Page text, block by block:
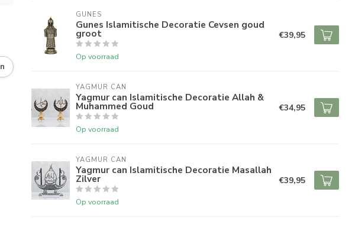
GUNES
Gunes Islamitische Decoratie Cevsen goud
groot
Op voorraad
€39,95
YAGMUR CAN
Yagmur can Islamitische Decoratie Allah &
Muhammed Goud
Op voorraad
€34,95
YAGMUR CAN
Yagmur can Islamitische Decoratie Masallah
Zilver
Op voorraad
€39,95